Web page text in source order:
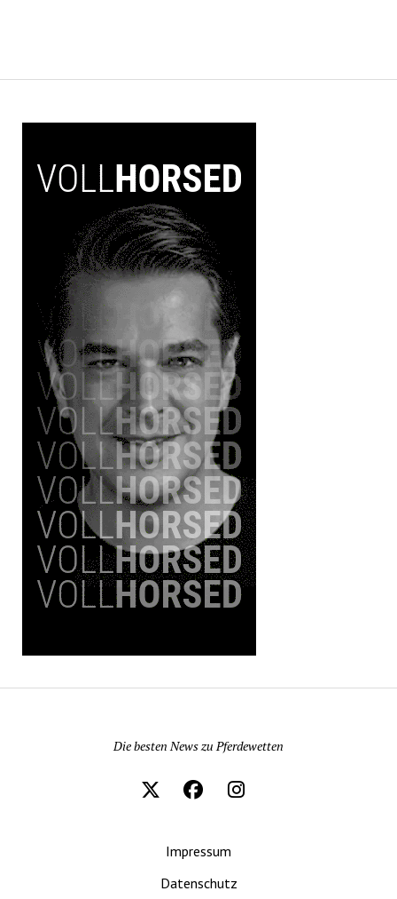
Die besten News zu Pferdewetten
Impressum
Datenschutz